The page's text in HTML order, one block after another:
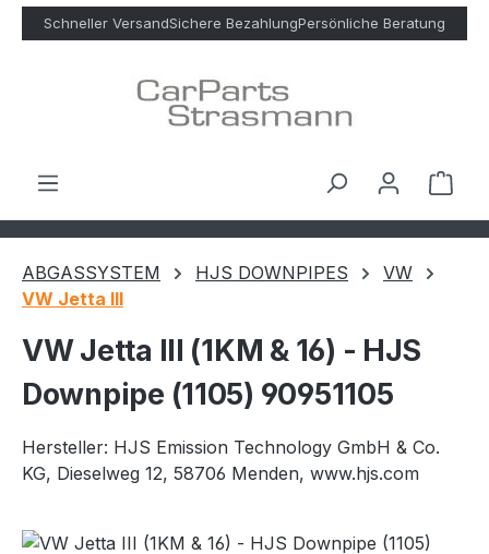
Zum Hauptinhalt springen
Schneller VersandSichere BezahlungPersönliche Beratung
ABGASSYSTEM HJS DOWNPIPES
VW
VW Jetta III
VW Jetta III (1KM & 16) - HJS
Downpipe (1105) 90951105
Hersteller: HJS Emission Technology GmbH & Co.
KG, Dieselweg 12, 58706 Menden, www.hjs.com
Bildergalerie überspringen